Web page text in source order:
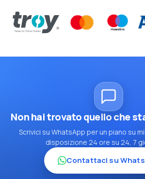
Non hai trovato quello che
Scrivici su WhatsApp per un piano su
disposizione 24 ore su 24, 7
Contattaci su